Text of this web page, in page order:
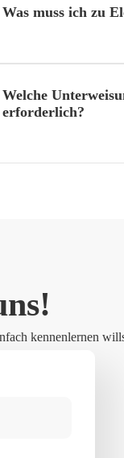
Was muss ich zu
Welche
erforderlich?
kennenlernen